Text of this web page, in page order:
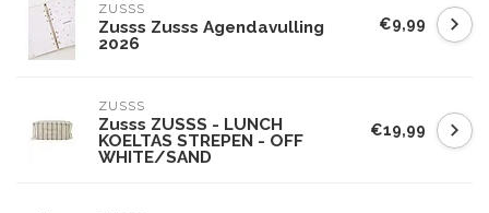
ZUSSS
Zusss Zusss Agendavulling
2026
€9,99
ZUSSS
Zusss ZUSSS - LUNCH
KOELTAS STREPEN - OFF
WHITE/SAND
€19,99